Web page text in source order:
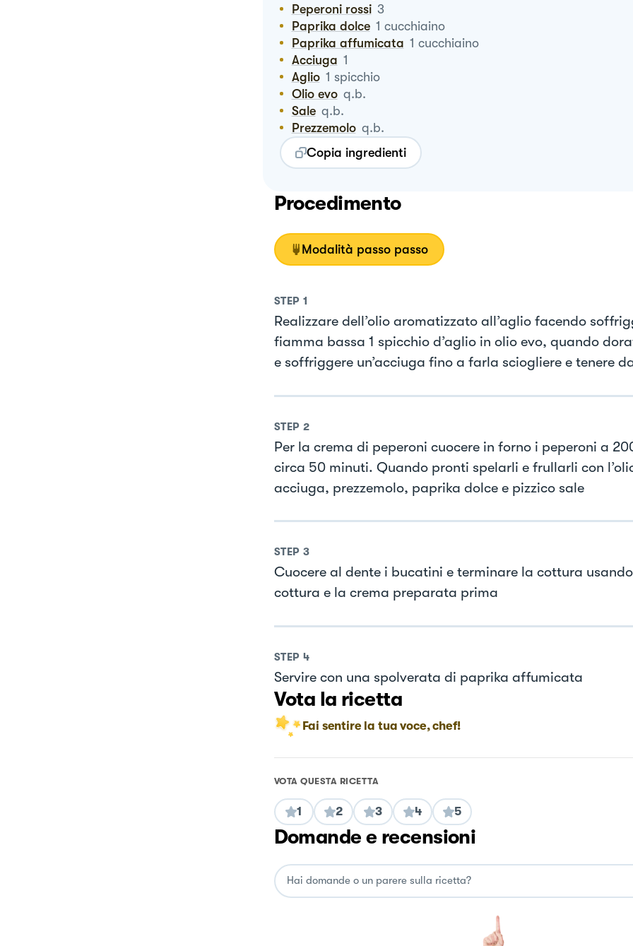
Peperoni rossi 3
Paprika dolce 1 cucchiaino
Paprika affumicata 1 cucchiaino
Acciuga 1
Aglio 1 spicchio
Olio evo q.b.
Sale q.b.
Prezzemolo q.b.
Copia ingredienti
Procedimento
Modalità passo passo
STEP 1
Realizzare dell’olio aromatizzato all’aglio facendo
fiamma bassa 1 spicchio d’aglio in olio evo, quando
e soffriggere un’acciuga fino a farla sciogliere e tenere
STEP 2
Per la crema di peperoni cuocere in forno i peperoni a
circa 50 minuti. Quando pronti spelarli e frullarli con
acciuga, prezzemolo, paprika dolce e pizzico sale
STEP 3
Cuocere al dente i bucatini e terminare la cottura
cottura e la crema preparata prima
STEP 4
Servire con una spolverata di paprika affumicata
Vota la ricetta
Fai sentire la tua voce, chef!
VOTA QUESTA RICETTA
1 2 3 4 5
Domande e recensioni